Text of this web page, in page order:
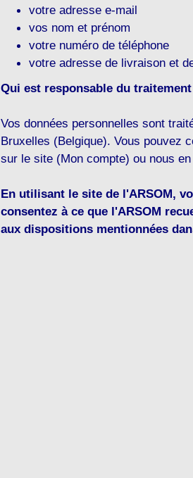
votre adresse e-mail
vos nom et prénom
votre numéro de téléphone
votre adresse de livraison et
Qui est responsable du
Vos données personnelles sont
Bruxelles (Belgique). Vous pouvez
sur le site (Mon compte) ou nous
En utilisant le site de l'ARSOM,
consentez à ce que l'ARSOM
aux dispositions mentionnées